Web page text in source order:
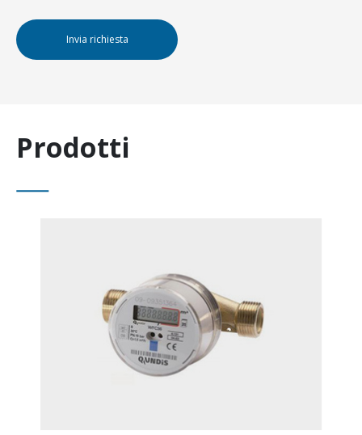
Invia richiesta
Prodotti